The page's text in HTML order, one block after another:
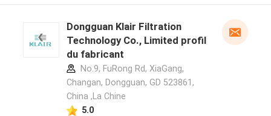
Dongguan Klair Filtration
Technology Co., Limited profil
du fabricant
No.9, FuRong Rd, XiaGang,
Changan, Dongguan, GD 523861,
China ,La Chine
5.0